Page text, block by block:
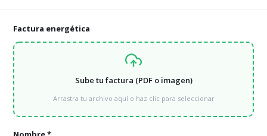
Tarifas de luz para comunidades de vecinos
Tarifas de gas comunidades de vecinos
Energía verde para comunidades de vecinos
Factura energética
Sube tu factura (PDF o imagen)
Arrastra tu archivo aquí o haz clic para seleccionar